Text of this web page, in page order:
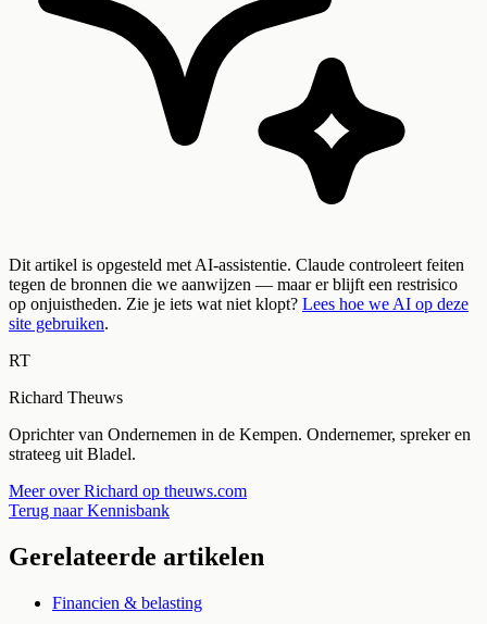
Dit artikel is opgesteld met AI-assistentie. Claude controleert feiten
tegen de bronnen die we aanwijzen — maar er blijft een restrisico
op onjuistheden. Zie je iets wat niet klopt? Lees hoe we AI op deze
site gebruiken.
RT
Richard Theuws
Oprichter van Ondernemen in de Kempen. Ondernemer, spreker en
strateeg uit Bladel.
Meer over Richard op theuws.com
Terug naar Kennisbank
Gerelateerde artikelen
Financien & belasting